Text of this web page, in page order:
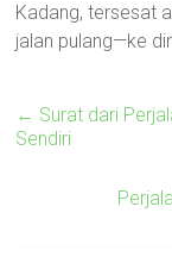
Kadang, tersesat
jalan pulang—ke
← Surat dari
Sendiri